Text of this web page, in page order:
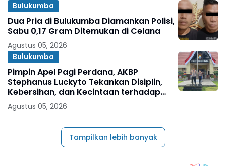
Bulukumba
Dua Pria di Bulukumba Diamankan Polisi,
Sabu 0,17 Gram Ditemukan di Celana
Agustus 05, 2026
Bulukumba
Pimpin Apel Pagi Perdana, AKBP
Stephanus Luckyto Tekankan Disiplin,
Kebersihan, dan Kecintaan terhadap
Organisasi
Agustus 05, 2026
Tampilkan lebih banyak